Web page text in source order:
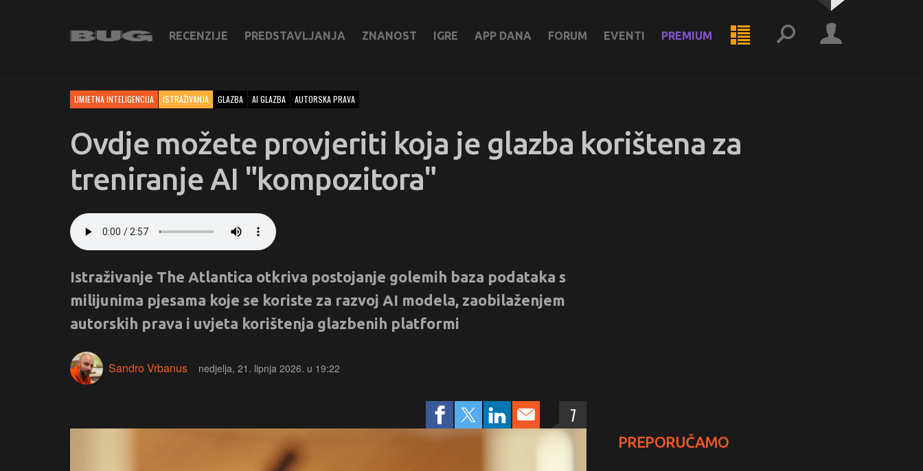
RECENZIJE PREDSTAVLJANJA ZNANOST IGRE APP DANA FORUM EVENTI PREMIUM
UMJETNA INTELIGENCIJA ISTRAŽIVANJA GLAZBA AI GLAZBA AUTORSKA PRAVA
Ovdje možete provjeriti koja je glazba korištena za
treniranje AI "kompozitora"
Istraživanje The Atlantica otkriva postojanje golemih baza podataka s
milijunima pjesama koje se koriste za razvoj AI modela, zaobilaženjem
autorskih prava i uvjeta korištenja glazbenih platformi
Sandro Vrbanus nedjelja, 21. lipnja 2026. u 19:22
7
PREPORUČAMO